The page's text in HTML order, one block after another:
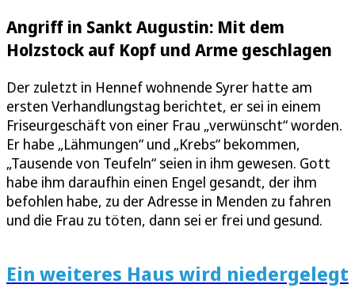
Angriff in Sankt Augustin: Mit dem
Holzstock auf Kopf und Arme geschlagen
Der zuletzt in Hennef wohnende Syrer hatte am
ersten Verhandlungstag berichtet, er sei in einem
Friseurgeschäft von einer Frau „verwünscht“ worden.
Er habe „Lähmungen“ und „Krebs“ bekommen,
„Tausende von Teufeln“ seien in ihm gewesen. Gott
habe ihm daraufhin einen Engel gesandt, der ihm
befohlen habe, zu der Adresse in Menden zu fahren
und die Frau zu töten, dann sei er frei und gesund.
Ein weiteres Haus wird niedergelegt